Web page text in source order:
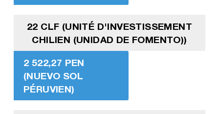
22 CLF (UNITÉ D'INVESTISSEMENT
CHILIEN (UNIDAD DE FOMENTO))
2 522,27 PEN
(NUEVO SOL
PÉRUVIEN)